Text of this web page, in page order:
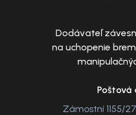
Dodávateľ
na uchopenie
Poštová
Zámostní 1155/